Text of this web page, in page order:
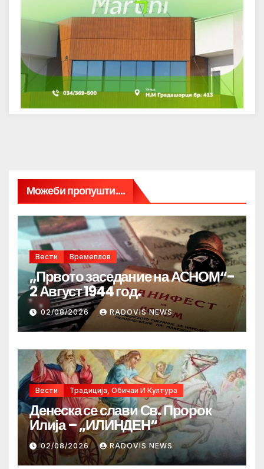
Можеби пропушти....
Вести Времеплов
„Првото заседание на АСНОМ“-
2 Август 1944 год.
02/08/2026 RADOVIS NEWS
Вести Традиција, Обичаи И Култура
Денеска се слави Св. Пророк
Илија – „ИЛИНДЕН“
02/08/2026 RADOVIS NEWS